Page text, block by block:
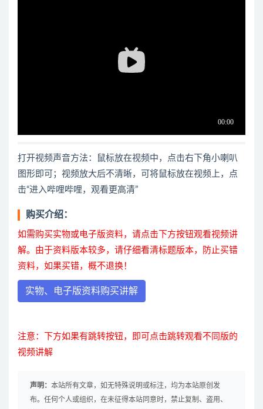
打开视频声音方法：鼠标放在视频中，点击右下角小喇叭
图形即可；视频放大后不清晰，可将鼠标放在视频上，点
击“进入哔哩哔哩，观看更高清”
购买介绍：
如需购买实物或电子版资料，请点击下方按钮观看视频讲
解。由于资料版本较多，请仔细看清标题版本，防止买错
资料，如果买错，概不退换！
实物、电子版资料购买讲解
注意：下方如果有跳转按钮，即可点击跳转观看不同版的
视频讲解
声明： 本站所有文章，如无特殊说明或标注，均为本站原创发
布。任何个人或组织，在未征得本站同意时，禁止复制、盗用、